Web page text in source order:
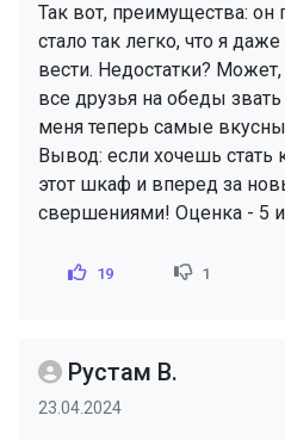
Так вот, преимущества: он
стало так легко, что я
вести. Недостатки? Может,
все друзья на обеды звать
меня теперь самые
Вывод: если хочешь стать
этот шкаф и вперед за
свершениями! Оценка - 5
19 1
Рустам В.
23.04.2024